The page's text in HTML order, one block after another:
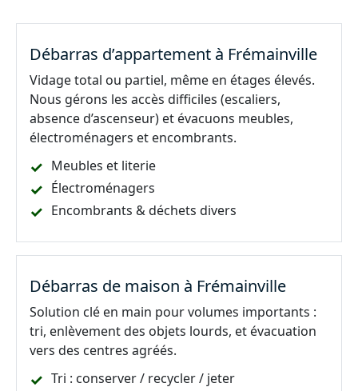
Débarras d’appartement à Frémainville
Vidage total ou partiel, même en étages élevés.
Nous gérons les accès difficiles (escaliers,
absence d’ascenseur) et évacuons meubles,
électroménagers et encombrants.
Meubles et literie
Électroménagers
Encombrants & déchets divers
Débarras de maison à Frémainville
Solution clé en main pour volumes importants :
tri, enlèvement des objets lourds, et évacuation
vers des centres agréés.
Tri : conserver / recycler / jeter